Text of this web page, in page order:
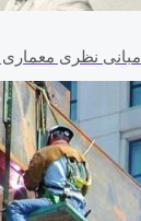
مبانی نظری معماری